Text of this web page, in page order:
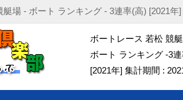
場 - ボート ランキング - 3連率(高) [2021年
ボートレース 若松 競
ボート ランキング -3
[2021年] 集計期間 :